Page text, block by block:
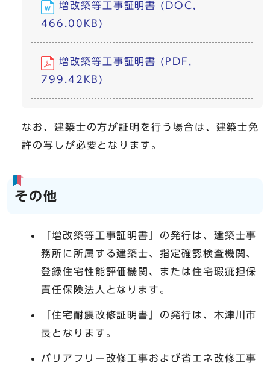
増改築等工事証明書 (DOC,
466.00KB)
増改築等工事証明書 (PDF,
799.42KB)
なお、建築士の方が証明を行う場合は、建築士免
許の写しが必要となります。
その他
「増改築等工事証明書」の発行は、建築士事
務所に所属する建築士、指定確認検査機関、
登録住宅性能評価機関、または住宅瑕疵担保
責任保険法人となります。
「住宅耐震改修証明書」の発行は、木津川市
長となります。
バリアフリー改修工事および省エネ改修工事